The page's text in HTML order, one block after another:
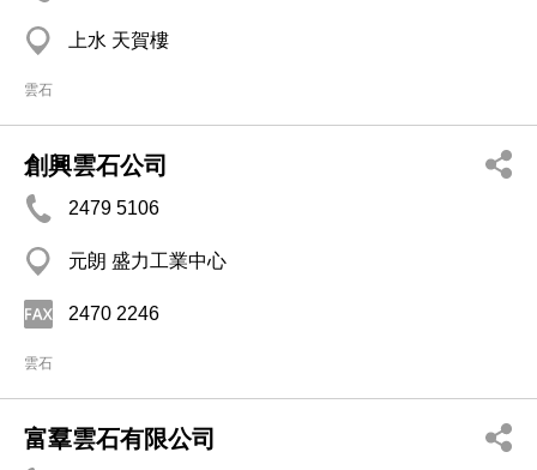
上水 天賀樓
雲石
創興雲石公司
2479 5106
元朗 盛力工業中心
2470 2246
雲石
富羣雲石有限公司